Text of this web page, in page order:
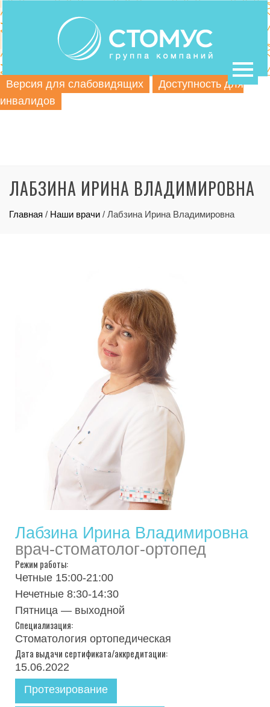
Версия для слабовидящих
Доступность для
инвалидов
ЛАБЗИНА ИРИНА ВЛАДИМИРОВНА
Главная / Наши врачи / Лабзина Ирина Владимировна
Лабзина Ирина Владимировна
врач-стоматолог-ортопед
Режим работы:
Четные 15:00-21:00
Нечетные 8:30-14:30
Пятница — выходной
Специализация:
Стоматология ортопедическая
Дата выдачи сертификата/аккредитации:
15.06.2022
Протезирование